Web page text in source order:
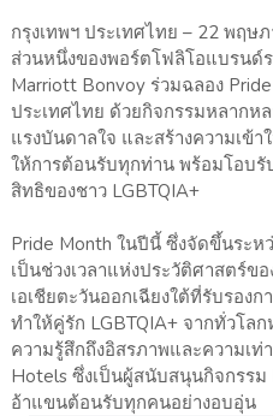
กรุงเทพฯ ประเทศไทย – 22 พฤ
ส่วนหนึ่งของพอร์ตโฟลิโอแบรนด์
Marriott Bonvoy ร่วมฉลอง
ประเทศไทย ด้วยกิจกรรมหลากห
แรงบันดาลใจ และสร้างความเข้
ให้การต้อนรับทุกท่าน พร้อมโอบ
สิทธิของชาว LGBTQIA+
Pride Month ในปีนี้ ซึ่งจัดขึ้นระ
เป็นช่วงเวลาแห่งประวัติศาสตร์ข
เอเชียตะวันออกเฉียงใต้ที่รับรอง
ทำให้คู่รัก LGBTQIA+ จากทั่วโล
ความรู้สึกถึงอิสรภาพและความเ
Hotels ซึ่งเป็นผู้สนับสนุนกิจกรรม
อ้าแขนต้อนรับทุกคนอย่างอบอุ่น